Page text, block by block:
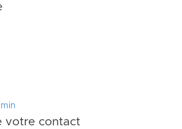
votre contact